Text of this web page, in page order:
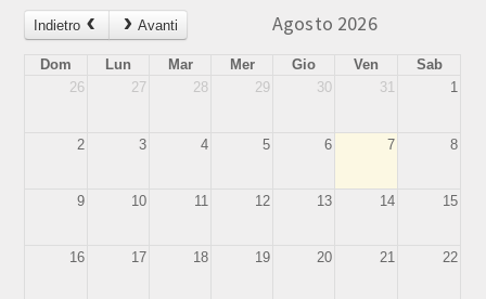
Indietro Avanti Agosto 2026
Dom Lun Mar Mer Gio Ven
Sab
26
27 28 29 30 31 1
2 3 4 5 6 7 8
9 10 11 12 13 14 15
16 17 18 19 20 21 22